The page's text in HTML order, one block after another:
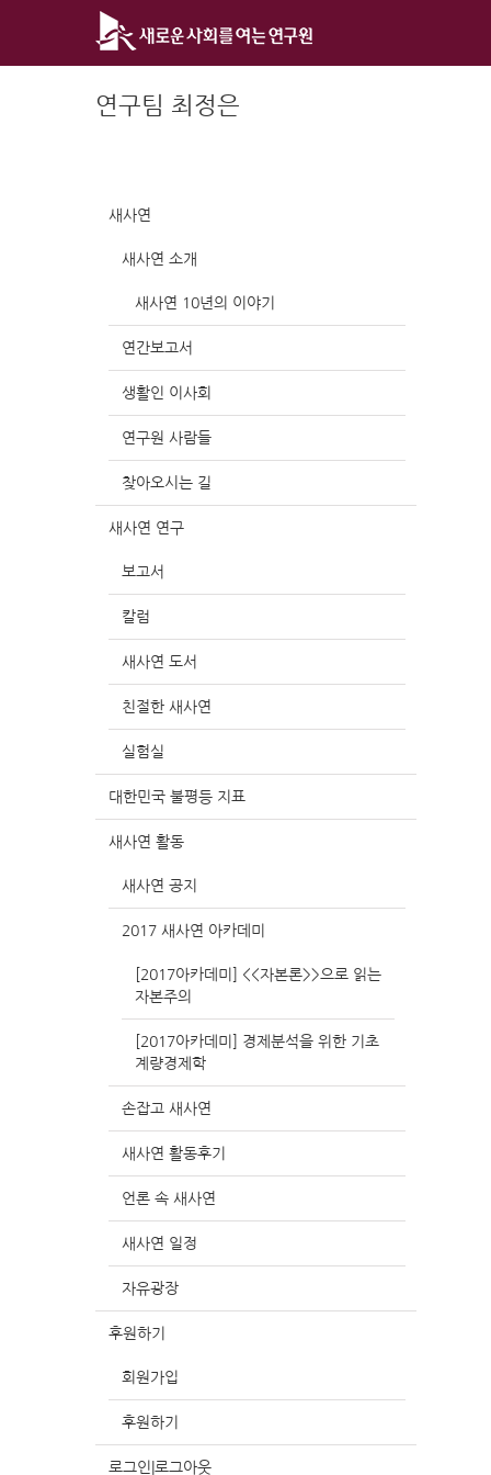
연구팀 최정은
새사연
새사연 소개
새사연 10년의 이야기
연간보고서
생활인 이사회
연구원 사람들
찾아오시는 길
새사연 연구
보고서
칼럼
새사연 도서
친절한 새사연
실험실
대한민국 불평등 지표
새사연 활동
새사연 공지
2017 새사연 아카데미
[2017아카데미] <<자본론>>으로 읽는
자본주의
[2017아카데미] 경제분석을 위한 기초
계량경제학
손잡고 새사연
새사연 활동후기
언론 속 새사연
새사연 일정
자유광장
후원하기
회원가입
후원하기
로그인|로그아웃